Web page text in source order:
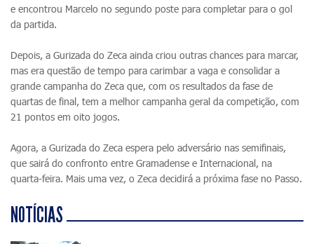
e encontrou Marcelo no segundo poste para completar para o gol
da partida.
Depois, a Gurizada do Zeca ainda criou outras chances para marcar,
mas era questão de tempo para carimbar a vaga e consolidar a
grande campanha do Zeca que, com os resultados da fase de
quartas de final, tem a melhor campanha geral da competição, com
21 pontos em oito jogos.
Agora, a Gurizada do Zeca espera pelo adversário nas semifinais,
que sairá do confronto entre Gramadense e Internacional, na
quarta-feira. Mais uma vez, o Zeca decidirá a próxima fase no Passo.
NOTÍCIAS